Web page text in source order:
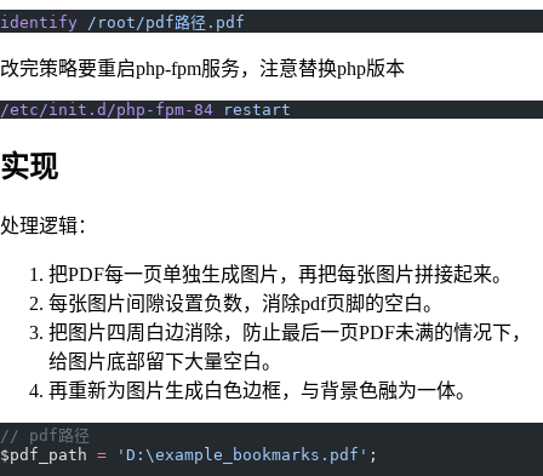
identify /root/pdf路径.pdf
改完策略要重启php-fpm服务，注意替换php版本
/etc/init.d/php-fpm-84 restart
实现
处理逻辑：
把PDF每一页单独生成图片，再把每张图片拼接起来。
每张图片间隙设置负数，消除pdf页脚的空白。
把图片四周白边消除，防止最后一页PDF未满的情况下，
给图片底部留下大量空白。
再重新为图片生成白色边框，与背景色融为一体。
// pdf路径
$pdf_path = 'D:\example_bookmarks.pdf' ;